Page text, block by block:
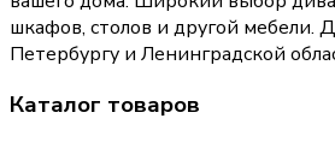
шкафов, столов и другой мебели.
Петербургу и Ленинградской
Каталог товаров